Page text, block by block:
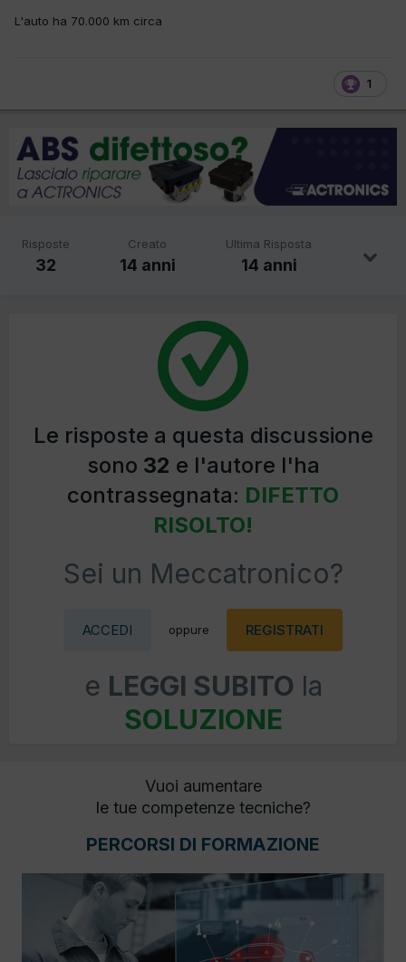
L'auto ha 70.000 km circa
1
Risposte
32
Creato
14 anni
Ultima Risposta
14 anni
Le risposte a questa discussione
sono 32 e l'autore l'ha
contrassegnata: DIFETTO
RISOLTO!
Sei un Meccatronico?
ACCEDI oppure REGISTRATI
e LEGGI SUBITO la
SOLUZIONE
Vuoi aumentare
le tue competenze tecniche?
PERCORSI DI FORMAZIONE